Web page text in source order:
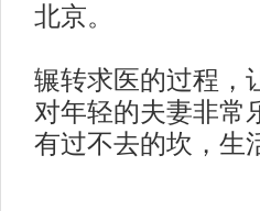
北京。
辗转求医的过程，
对年轻的夫妻非常
有过不去的坎， 生